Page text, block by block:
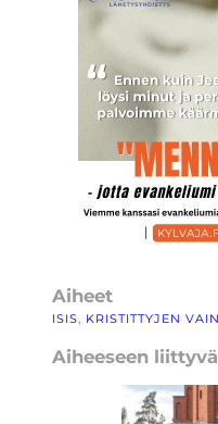
Aiheet
ISIS, KRISTITTYJEN
Aiheeseen